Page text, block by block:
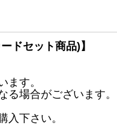
ドセット商品)】
ます。
場合がございます。
入下さい。